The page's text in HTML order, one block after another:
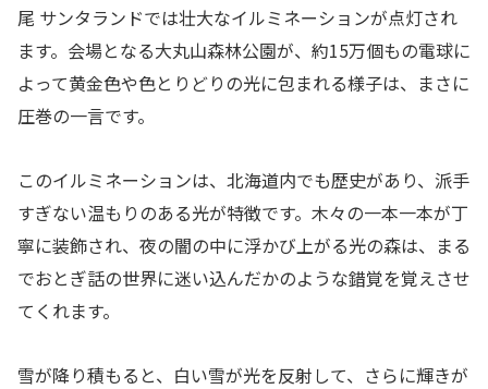
尾 サンタランドでは壮大なイルミネーションが点灯され
ます。会場となる大丸山森林公園が、約15万個もの電球に
よって黄金色や色とりどりの光に包まれる様子は、まさに
圧巻の一言です。
このイルミネーションは、北海道内でも歴史があり、派手
すぎない温もりのある光が特徴です。木々の一本一本が丁
寧に装飾され、夜の闇の中に浮かび上がる光の森は、まる
でおとぎ話の世界に迷い込んだかのような錯覚を覚えさせ
てくれます。
雪が降り積もると、白い雪が光を反射して、さらに輝きが